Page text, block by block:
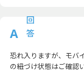
恐れ入りますが、モバ
の紐づけ状態はご確認